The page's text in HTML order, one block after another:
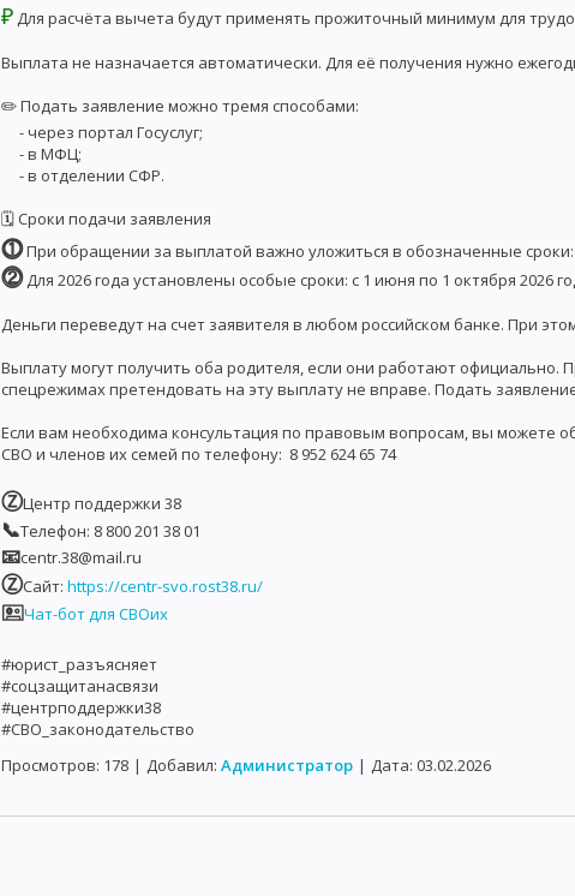
₽Для расчёта вычета будут применять прожиточный минимум для
Выплата не назначается автоматически. Для её получения нужно
✏️ Подать заявление можно тремя способами:
- через портал Госуслуг;
- в МФЦ;
- в отделении СФР.
🗓 Сроки подачи заявления
⓵При обращении за выплатой важно уложиться в обозначенные
⓶Для 2026 года установлены особые сроки: с 1 июня по 1 октября 2026
Деньги переведут на счет заявителя в любом российском банке. При
Выплату могут получить оба родителя, если они работают
спецрежимах претендовать на эту выплату не вправе. Подать
Если вам необходима консультация по правовым вопросам, вы можете
СВО и членов их семей по телефону: 8 952 624 65 74
ⓏЦентр поддержки 38
📞Телефон: 8 800 201 38 01
📧centr.38@mail.ru
ⓏСайт: https://centr-svo.rost38.ru/
🖭Чат-бот для СВОих
#юрист_разъясняет
#соцзащитанасвязи
#центрподдержки38
#СВО_законодательство
Просмотров: 178 | Добавил: Администратор | Дата: 03.02.2026